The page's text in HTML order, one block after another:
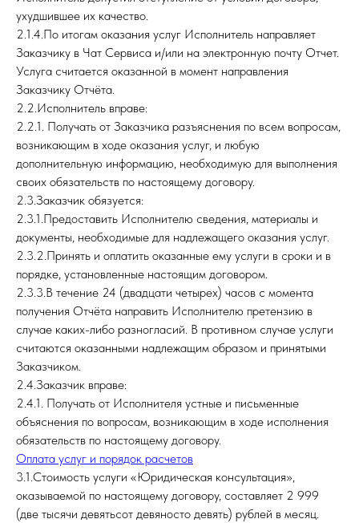
ухудшившее их качество.
2.1.4.По итогам оказания услуг Исполнитель направляет
Заказчику в Чат Сервиса и/или на электронную почту Отчет.
Услуга считается оказанной в момент направления
Заказчику Отчёта.
2.2.Исполнитель вправе:
2.2.1. Получать от Заказчика разъяснения по всем вопросам,
возникающим в ходе оказания услуг, и любую
дополнительную информацию, необходимую для выполнения
своих обязательств по настоящему договору.
2.3.Заказчик обязуется:
2.3.1.Предоставить Исполнителю сведения, материалы и
документы, необходимые для надлежащего оказания услуг.
2.3.2.Принять и оплатить оказанные ему услуги в сроки и в
порядке, установленные настоящим договором.
2.3.3.В течение 24 (двадцати четырех) часов с момента
получения Отчёта направить Исполнителю претензию в
случае каких-либо разногласий. В противном случае услуги
считаются оказанными надлежащим образом и принятыми
Заказчиком.
2.4.Заказчик вправе:
2.4.1. Получать от Исполнителя устные и письменные
объяснения по вопросам, возникающим в ходе исполнения
обязательств по настоящему договору.
Оплата услуг и порядок расчетов
3.1.Стоимость услуги «Юридическая консультация»,
оказываемой по настоящему договору, составляет 2 999
(две тысячи девятьсот девяносто девять) рублей в месяц.